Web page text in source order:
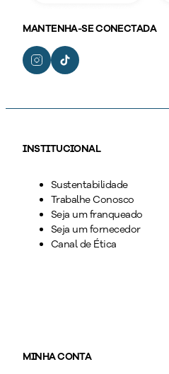
MANTENHA-SE CONECTADA
INSTITUCIONAL
Sustentabilidade
Trabalhe Conosco
Seja um franqueado
Seja um fornecedor
Canal de Ética
MINHA CONTA